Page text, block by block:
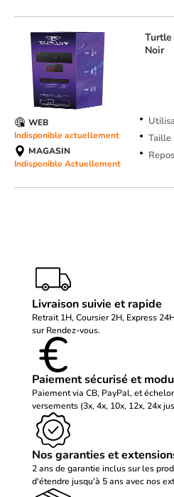
Noir
Taille
WEB
Indisponible actuellement
MAGASIN
Indisponible Actuellement
Livraison suivie et rapide
Retrait 1H, Coursier 2H, Express
sur Rendez-vous.
Paiement sécurisé et
Paiement via CB, PayPal, et
versements (3x, 4x, 10x, 12x, 24x
Nos garanties et
2 ans de garantie inclus sur les
d'étendre jusqu'à 5 ans avec nos